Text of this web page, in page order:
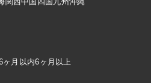
ヶ月以内6ヶ月以上